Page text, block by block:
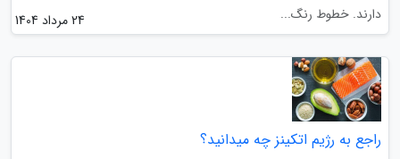
دارند. خطوط رنگ...
24 مرداد 1404
راجع به رژیم اتکینز چه میدانید؟